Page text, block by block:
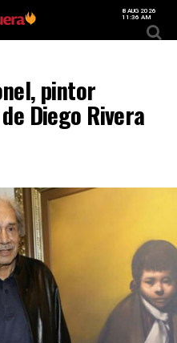
8 AUG 2026
11:36 AM
pintor
Diego Rivera